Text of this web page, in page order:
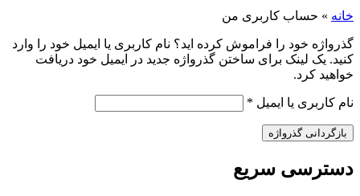
خانه » حساب کاربری من
گذرواژه خود را فراموش کرده اید؟ نام کاربری یا ایمیل خود را وارد
کنید. یک لینک برای ساختن گذرواژه جدید در ایمیل خود دریافت
خواهید کرد.
نام کاربری یا ایمیل *
بازگردانی گذرواژه
دسترسی سریع